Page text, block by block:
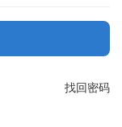
找回密码